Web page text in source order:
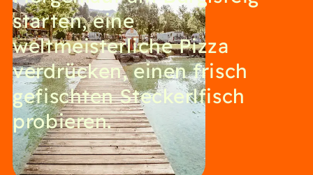
starten, eine
weltmeisterliche Pizza
verdrücken, einen frisch
gefischten Steckerlfisch
probieren.